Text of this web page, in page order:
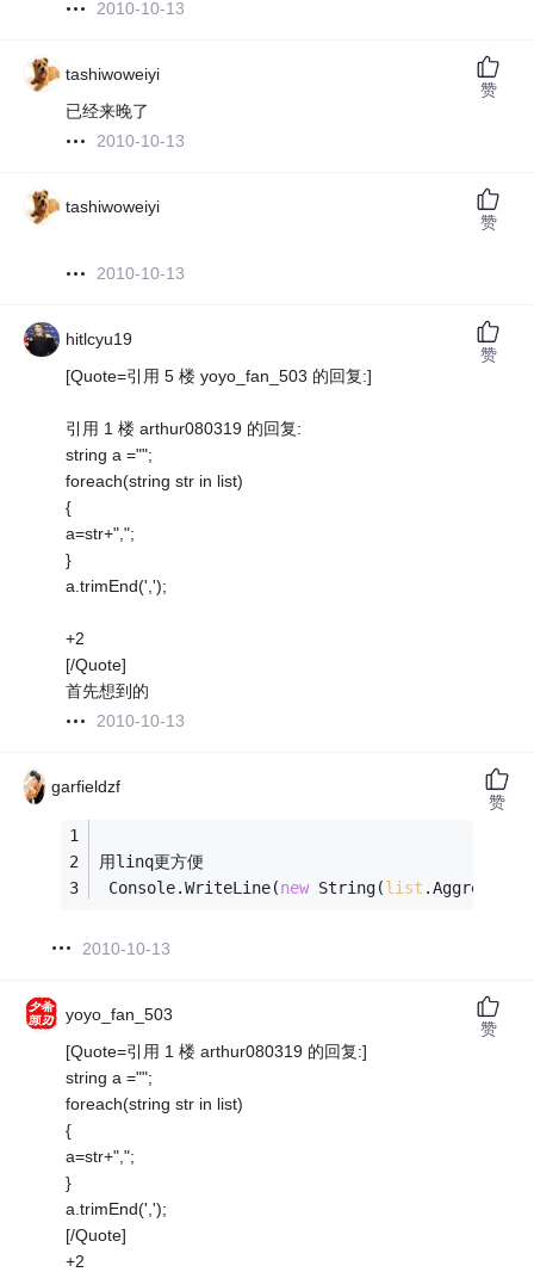
2010-10-13
tashiwoweiyi
已经来晚了
2010-10-13
赞
tashiwoweiyi
2010-10-13
赞
hitlcyu19
[Quote=引用 5 楼 yoyo_fan_503 的回复:]
引用 1 楼 arthur080319 的回复:
string a ="";
foreach(string str in list)
{
a=str+",";
}
a.trimEnd(',');
+2
[/Quote]
首先想到的
2010-10-13
赞
garfieldzf
用linq更方便
Console.WriteLine(new String(list
2010-10-13
赞
yoyo_fan_503
[Quote=引用 1 楼 arthur080319 的回复:]
string a ="";
foreach(string str in list)
{
a=str+",";
}
a.trimEnd(',');
[/Quote]
+2
赞